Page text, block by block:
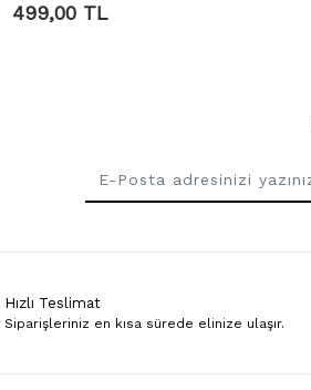
499,00 TL
Hızlı Teslimat
Siparişleriniz en kısa sürede elinize ulaşır.